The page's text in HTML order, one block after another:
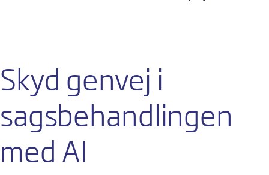
Skyd genvej i
sagsbehandlingen
med AI